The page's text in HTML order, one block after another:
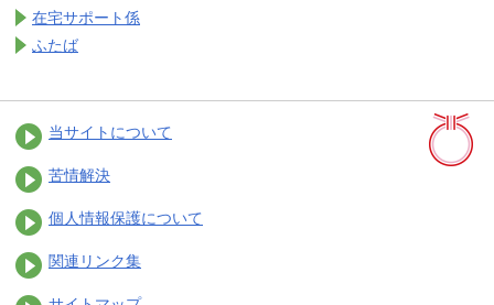
在宅サポート係
ふたば
当サイトについて
苦情解決
個人情報保護について
関連リンク集